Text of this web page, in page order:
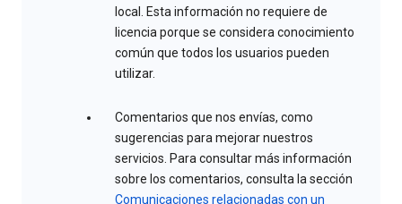
local. Esta información no requiere de
licencia porque se considera conocimiento
común que todos los usuarios pueden
utilizar.
Comentarios que nos envías, como
sugerencias para mejorar nuestros
servicios. Para consultar más información
sobre los comentarios, consulta la sección
Comunicaciones relacionadas con un